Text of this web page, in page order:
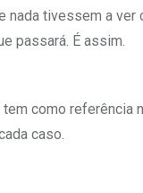
tivessem a
passará. É assim.
como referência
caso.